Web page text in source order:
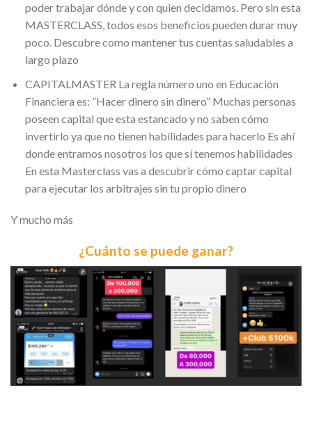
poder trabajar dónde y con quien decidamos. Pero sin esta
MASTERCLASS, todos esos beneficios pueden durar muy
poco. Descubre como mantener tus cuentas saludables a
largo plazo
CAPITALMASTER La regla número uno en Educación
Financiera es: ”Hacer dinero sin dinero” Muchas personas
poseen capital que esta estancado y no saben cómo
invertirlo ya que no tienen habilidades para hacerlo Es ahí
donde entramos nosotros los que sí tenemos habilidades
En esta Masterclass vas a descubrir cómo captar capital
para ejecutar los arbitrajes sin tu propio dinero
Y mucho más
¿Cuánto se puede ganar?